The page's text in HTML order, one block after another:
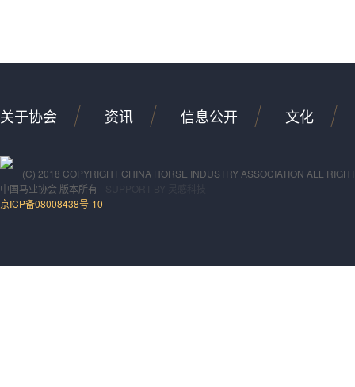
关于协会 资讯 信息公开 文化
(C) 2018 COPYRIGHT CHINA HORSE INDUSTRY ASSOCIATION ALL
中国马业协会 版本所有
京ICP备08008438号-10